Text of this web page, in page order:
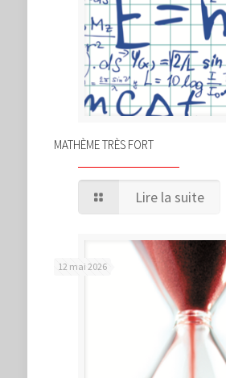
MATHÈME TRÈS FORT
Lire la suite
12 mai 2026